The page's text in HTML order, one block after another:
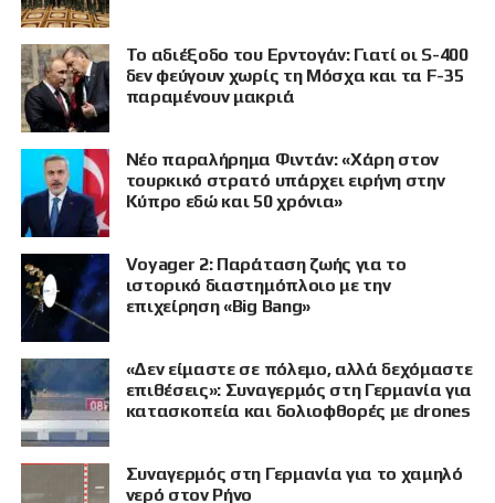
Το αδιέξοδο του Ερντογάν: Γιατί οι S-400
δεν φεύγουν χωρίς τη Μόσχα και τα F-35
παραμένουν μακριά
Νέο παραλήρημα Φιντάν: «Χάρη στον
τουρκικό στρατό υπάρχει ειρήνη στην
Κύπρο εδώ και 50 χρόνια»
Voyager 2: Παράταση ζωής για το
ιστορικό διαστημόπλοιο με την
επιχείρηση «Big Bang»
«Δεν είμαστε σε πόλεμο, αλλά δεχόμαστε
επιθέσεις»: Συναγερμός στη Γερμανία για
κατασκοπεία και δολιοφθορές με drones
Συναγερμός στη Γερμανία για το χαμηλό
νερό στον Ρήνο